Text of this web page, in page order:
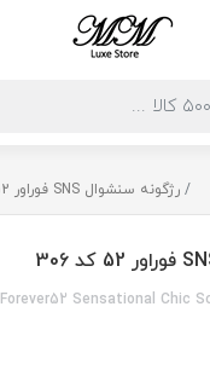
رژگونه سنشوال SNS فوراور 52 کد 306
Forever52 Sensational Chic